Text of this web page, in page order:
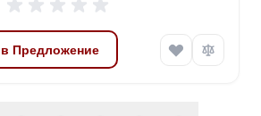
Предложение